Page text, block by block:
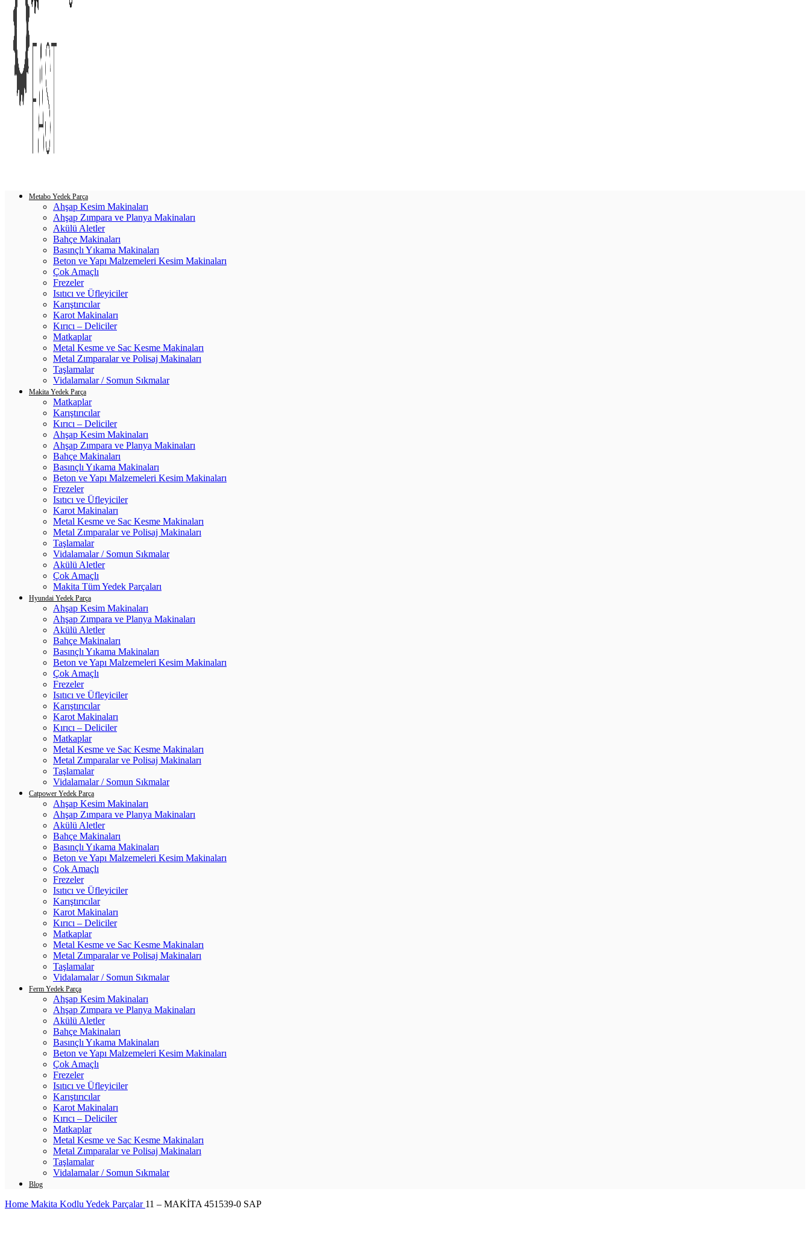
Metabo Yedek Parça
Ahşap Kesim Makinaları
Ahşap Zımpara ve Planya Makinaları
Akülü Aletler
Bahçe Makinaları
Basınçlı Yıkama Makinaları
Beton ve Yapı Malzemeleri Kesim Makinaları
Çok Amaçlı
Frezeler
Isıtıcı ve Üfleyiciler
Karıştırıcılar
Karot Makinaları
Kırıcı – Deliciler
Matkaplar
Metal Kesme ve Sac Kesme Makinaları
Metal Zımparalar ve Polisaj Makinaları
Taşlamalar
Vidalamalar / Somun Sıkmalar
Makita Yedek Parça
Matkaplar
Karıştırıcılar
Kırıcı – Deliciler
Ahşap Kesim Makinaları
Ahşap Zımpara ve Planya Makinaları
Bahçe Makinaları
Basınçlı Yıkama Makinaları
Beton ve Yapı Malzemeleri Kesim Makinaları
Frezeler
Isıtıcı ve Üfleyiciler
Karot Makinaları
Metal Kesme ve Sac Kesme Makinaları
Metal Zımparalar ve Polisaj Makinaları
Taşlamalar
Vidalamalar / Somun Sıkmalar
Akülü Aletler
Çok Amaçlı
Makita Tüm Yedek Parçaları
Hyundai Yedek Parça
Ahşap Kesim Makinaları
Ahşap Zımpara ve Planya Makinaları
Akülü Aletler
Bahçe Makinaları
Basınçlı Yıkama Makinaları
Beton ve Yapı Malzemeleri Kesim Makinaları
Çok Amaçlı
Frezeler
Isıtıcı ve Üfleyiciler
Karıştırıcılar
Karot Makinaları
Kırıcı – Deliciler
Matkaplar
Metal Kesme ve Sac Kesme Makinaları
Metal Zımparalar ve Polisaj Makinaları
Taşlamalar
Vidalamalar / Somun Sıkmalar
Catpower Yedek Parça
Ahşap Kesim Makinaları
Ahşap Zımpara ve Planya Makinaları
Akülü Aletler
Bahçe Makinaları
Basınçlı Yıkama Makinaları
Beton ve Yapı Malzemeleri Kesim Makinaları
Çok Amaçlı
Frezeler
Isıtıcı ve Üfleyiciler
Karıştırıcılar
Karot Makinaları
Kırıcı – Deliciler
Matkaplar
Metal Kesme ve Sac Kesme Makinaları
Metal Zımparalar ve Polisaj Makinaları
Taşlamalar
Vidalamalar / Somun Sıkmalar
Ferm Yedek Parça
Ahşap Kesim Makinaları
Ahşap Zımpara ve Planya Makinaları
Akülü Aletler
Bahçe Makinaları
Basınçlı Yıkama Makinaları
Beton ve Yapı Malzemeleri Kesim Makinaları
Çok Amaçlı
Frezeler
Isıtıcı ve Üfleyiciler
Karıştırıcılar
Karot Makinaları
Kırıcı – Deliciler
Matkaplar
Metal Kesme ve Sac Kesme Makinaları
Metal Zımparalar ve Polisaj Makinaları
Taşlamalar
Vidalamalar / Somun Sıkmalar
Blog
Home Makita Kodlu Yedek Parçalar 11 – MAKİTA 451539-0 SAP